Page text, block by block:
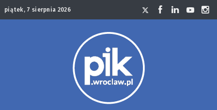
piątek, 7 sierpnia 2026